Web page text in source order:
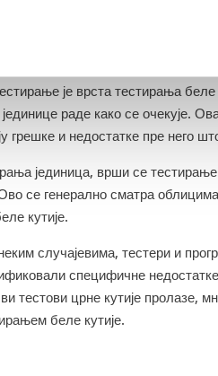
када софтверски
је одређена количина
је врста тестирања
јединице раде како се очекује.
грешке и недостатке пре него
јединица, врши се
се генерално сматра облицима
кутије.
случајевима, тестери и
специфичне
тестови црне кутије пролазе,
беле кутије.